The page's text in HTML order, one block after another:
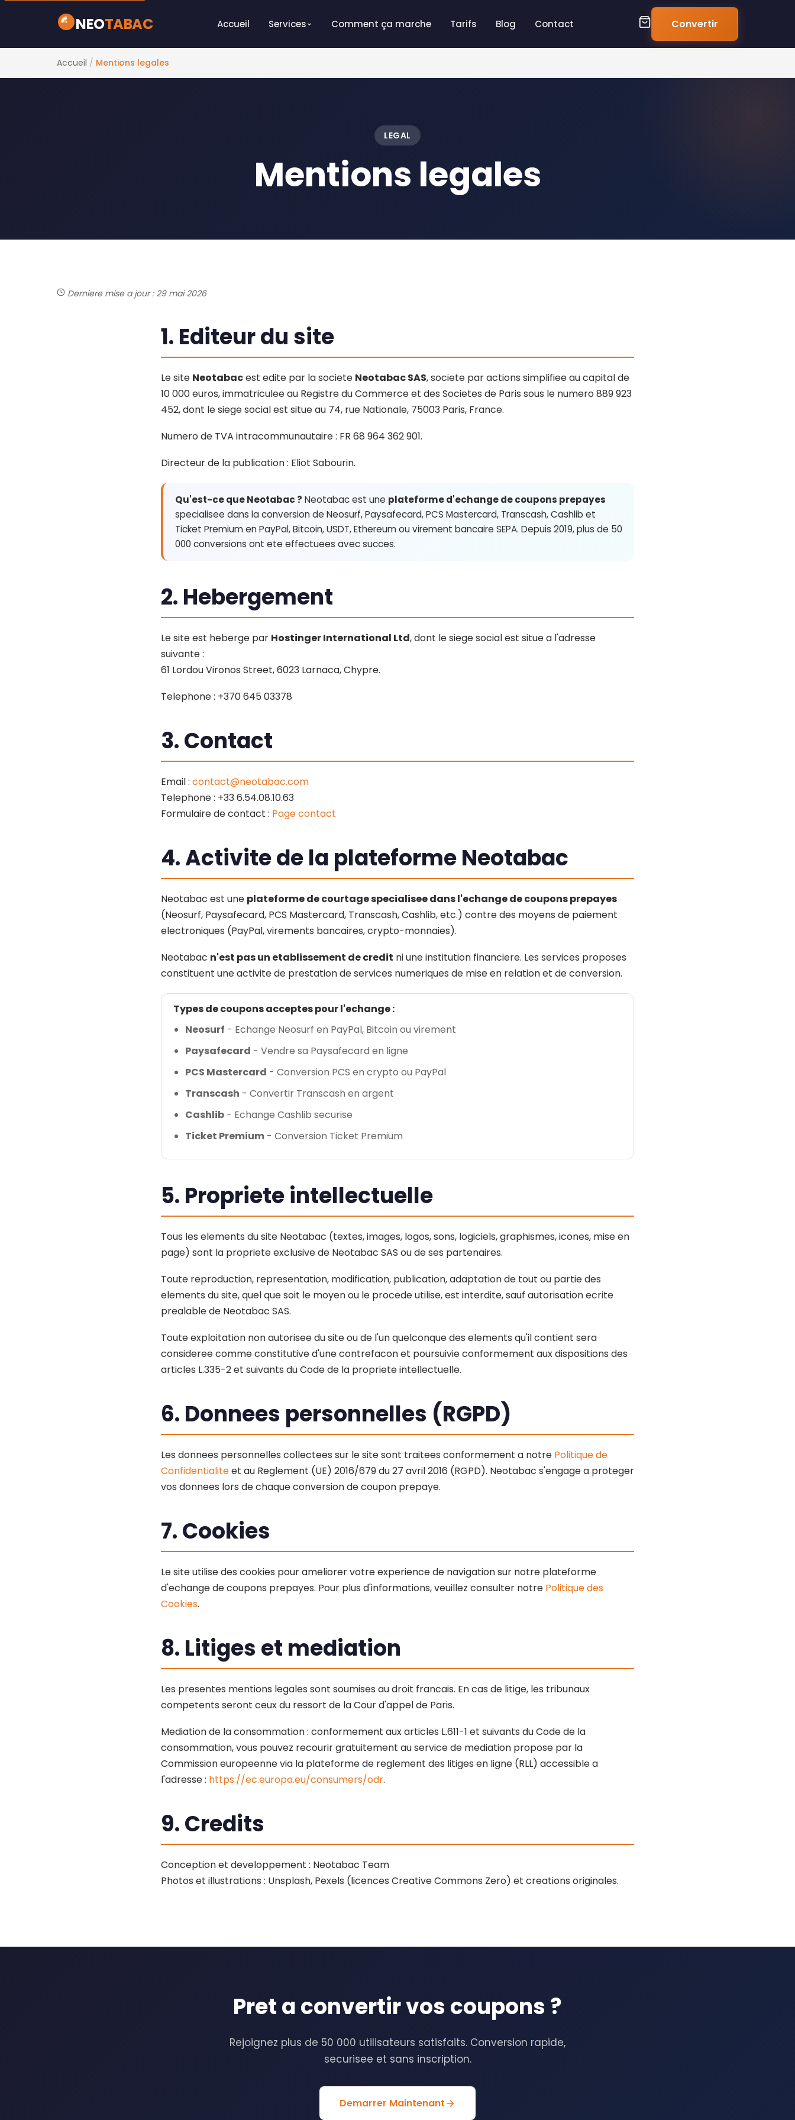
support@neotabac.com| 24h/24 - 7j/7
NEOTABAC Accueil Services Comment ça marche Tarifs Blog Contact Convertir
Accueil / Mentions legales
LEGAL
Mentions legales
Derniere mise a jour : 29 mai 2026
1. Editeur du site
Le site Neotabacest edite par la societe Neotabac SAS, societe par actions simplifiee au capital de
10 000 euros, immatriculee au Registre du Commerce et des Societes de Paris sous le numero 889 923
452, dont le siege social est situe au 74, rue Nationale, 75003 Paris, France.
Numero de TVA intracommunautaire : FR 68 964 362 901.
Directeur de la publication : Eliot Sabourin.
Qu'est-ce que Neotabac ? Neotabac est une plateforme d'echange de coupons prepayes
specialisee dans la conversion de Neosurf, Paysafecard, PCS Mastercard, Transcash, Cashlib et
Ticket Premium en PayPal, Bitcoin, USDT, Ethereum ou virement bancaire SEPA. Depuis 2019, plus de 50
000 conversions ont ete effectuees avec succes.
2. Hebergement
Le site est heberge par Hostinger International Ltd, dont le siege social est situe a l'adresse
suivante :
61 Lordou Vironos Street, 6023 Larnaca, Chypre.
Telephone : +370 645 03378
3. Contact
Email : contact@neotabac.com
Telephone : +33 6.54.08.10.63
Formulaire de contact : Page contact
4. Activite de la plateforme Neotabac
Neotabac est une plateforme de courtage specialisee dans l'echange de coupons prepayes
(Neosurf, Paysafecard, PCS Mastercard, Transcash, Cashlib, etc.) contre des moyens de paiement
electroniques (PayPal, virements bancaires, crypto-monnaies).
Neotabac n'est pas un etablissement de credit ni une institution financiere. Les services proposes
constituent une activite de prestation de services numeriques de mise en relation et de conversion.
Types de coupons acceptes pour l'echange :
Neosurf - Echange Neosurf en PayPal, Bitcoin ou virement
Paysafecard - Vendre sa Paysafecard en ligne
PCS Mastercard - Conversion PCS en crypto ou PayPal
Transcash - Convertir Transcash en argent
Cashlib - Echange Cashlib securise
Ticket Premium - Conversion Ticket Premium
5. Propriete intellectuelle
Tous les elements du site Neotabac (textes, images, logos, sons, logiciels, graphismes, icones, mise en
page) sont la propriete exclusive de Neotabac SAS ou de ses partenaires.
Toute reproduction, representation, modification, publication, adaptation de tout ou partie des
elements du site, quel que soit le moyen ou le procede utilise, est interdite, sauf autorisation ecrite
prealable de Neotabac SAS.
Toute exploitation non autorisee du site ou de l'un quelconque des elements qu'il contient sera
consideree comme constitutive d'une contrefacon et poursuivie conformement aux dispositions des
articles L.335-2 et suivants du Code de la propriete intellectuelle.
6. Donnees personnelles (RGPD)
Les donnees personnelles collectees sur le site sont traitees conformement a notre Politique de
Confidentialiteet au Reglement (UE) 2016/679 du 27 avril 2016 (RGPD). Neotabac s'engage a proteger
vos donnees lors de chaque conversion de coupon prepaye.
7. Cookies
Le site utilise des cookies pour ameliorer votre experience de navigation sur notre plateforme
d'echange de coupons prepayes. Pour plus d'informations, veuillez consulter notre Politique des
Cookies.
8. Litiges et mediation
Les presentes mentions legales sont soumises au droit francais. En cas de litige, les tribunaux
competents seront ceux du ressort de la Cour d'appel de Paris.
Mediation de la consommation : conformement aux articles L.611-1 et suivants du Code de la
consommation, vous pouvez recourir gratuitement au service de mediation propose par la
Commission europeenne via la plateforme de reglement des litiges en ligne (RLL) accessible a
l'adresse : https://ec.europa.eu/consumers/odr.
9. Credits
Conception et developpement : Neotabac Team
Photos et illustrations : Unsplash, Pexels (licences Creative Commons Zero) et creations originales.
Pret a convertir vos coupons ?
Rejoignez plus de 50 000 utilisateurs satisfaits. Conversion rapide,
securisee et sans inscription.
Demarrer Maintenant